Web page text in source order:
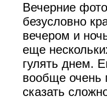
Вечерние
безусловно
вечером и
еще
гулять днем.
вообще
сказать